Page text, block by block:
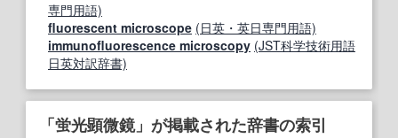
専門用語)
fluorescent microscope (日英・英日専門用語)
immunofluorescence microscopy (JST科学技術用語
日英対訳辞書)
「蛍光顕微鏡」が掲載された辞書の索引